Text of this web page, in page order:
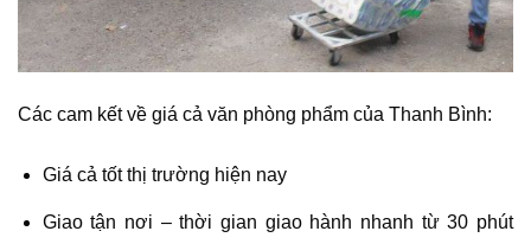
Các cam kết về giá cả văn phòng phẩm của Thanh Bình:
Giá cả tốt thị trường hiện nay
Giao tận nơi – thời gian giao hành nhanh từ 30 phút